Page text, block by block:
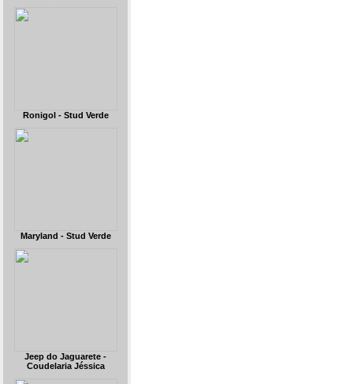
Ronigol - Stud Verde
Maryland - Stud Verde
Jeep do Jaguarete -
Coudelaria Jéssica